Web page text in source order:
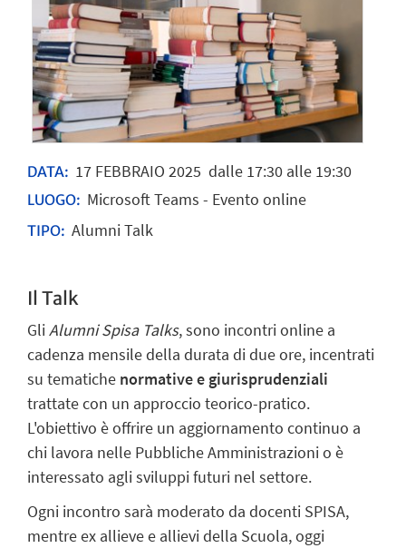
DATA: 17FEBBRAIO 2025 dalle 17:30 alle 19:30
LUOGO: Microsoft Teams - Evento online
TIPO: Alumni Talk
Il Talk
GliAlumni Spisa Talks, sono incontri online a
cadenza mensile della durata di due ore, incentrati
su tematiche normative e giurisprudenziali
trattatecon un approccio teorico-pratico.
L'obiettivo è offrire un aggiornamento continuo a
chi lavora nelle Pubbliche Amministrazioni o è
interessato agli sviluppi futuri nel settore.
Ogni incontro sarà moderato da docenti SPISA,
mentre ex allieve e allievi della Scuola, oggi